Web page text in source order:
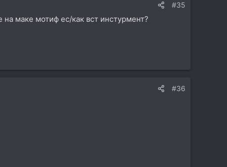
#35
маке мотиф ес/как вст инстурмент?
#36